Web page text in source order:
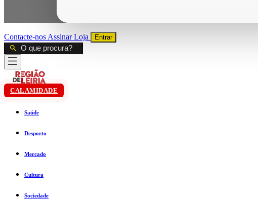
Contacte-nos AssinarLoja Entrar
CALAMIDADE
Saúde
Desporto
Mercado
Cultura
Sociedade